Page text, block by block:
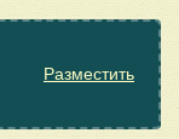
Разместить